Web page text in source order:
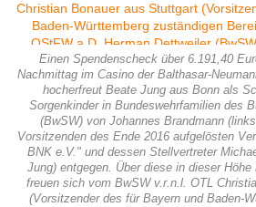
Einen Spendenscheck über 6.191,40
Nachmittag im Casino der Balthasar-
hocherfreut Beate Jung aus Bonn als
Sorgenkinder in Bundeswehrfamilien des
(BwSW) von Johannes Brandmann
Vorsitzenden des Ende 2016 aufgelösten
BNK e.V." und dessen Stellvertreter
Jung) entgegen. Über diese in dieser
freuen sich vom BwSW v.r.n.l. OTL
(Vorsitzender des für Bayern und Baden-